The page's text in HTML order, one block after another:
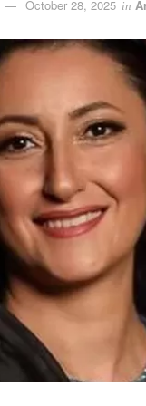
October 28, 2025 in